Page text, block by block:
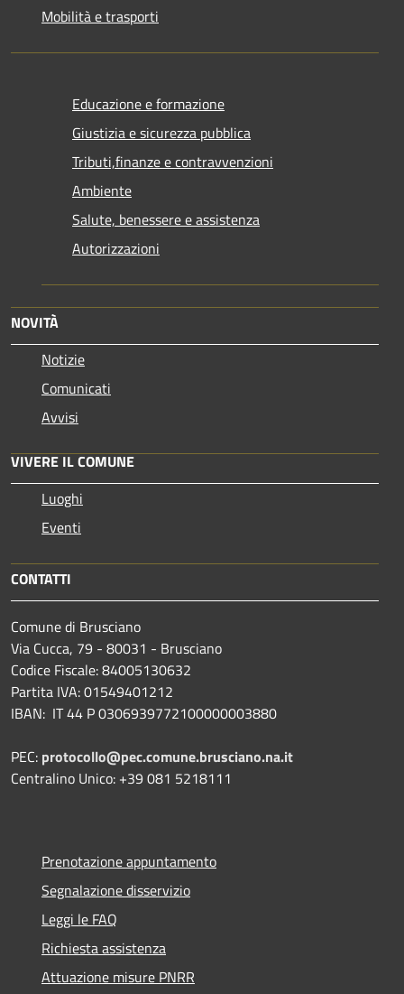
Mobilità e trasporti
Educazione e formazione
Giustizia e sicurezza pubblica
Tributi,finanze e contravvenzioni
Ambiente
Salute, benessere e assistenza
Autorizzazioni
NOVITÀ
Notizie
Comunicati
Avvisi
VIVERE IL COMUNE
Luoghi
Eventi
CONTATTI
Comune di Brusciano
Via Cucca, 79 - 80031 - Brusciano
Codice Fiscale: 84005130632
Partita IVA: 01549401212
IBAN: IT 44 P 0306939772100000003880
PEC: protocollo@pec.comune.brusciano.na.it
Centralino Unico: +39 081 5218111
Prenotazione appuntamento
Segnalazione disservizio
Leggi le FAQ
Richiesta assistenza
Attuazione misure PNRR